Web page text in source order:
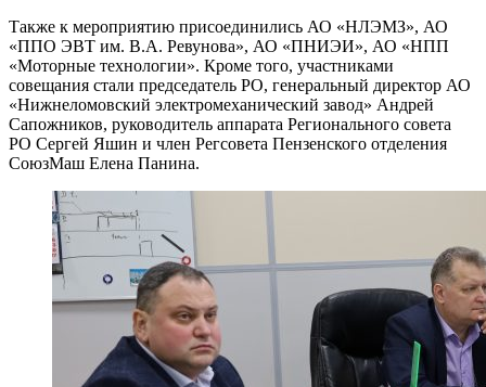
Также к мероприятию присоединились АО «НЛЭМЗ», АО
«ППО ЭВТ им. В.А. Ревунова», АО «ПНИЭИ», АО «НПП
«Моторные технологии». Кроме того, участниками
совещания стали председатель РО, генеральный директор АО
«Нижнеломовский электромеханический завод» Андрей
Сапожников, руководитель аппарата Регионального совета
РО Сергей Яшин и член Регсовета Пензенского отделения
СоюзМаш Елена Панина.